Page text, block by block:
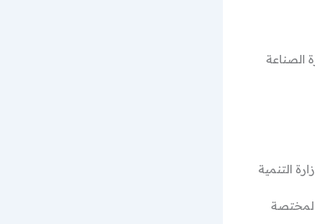
الصناعة
التنمية
المختصة